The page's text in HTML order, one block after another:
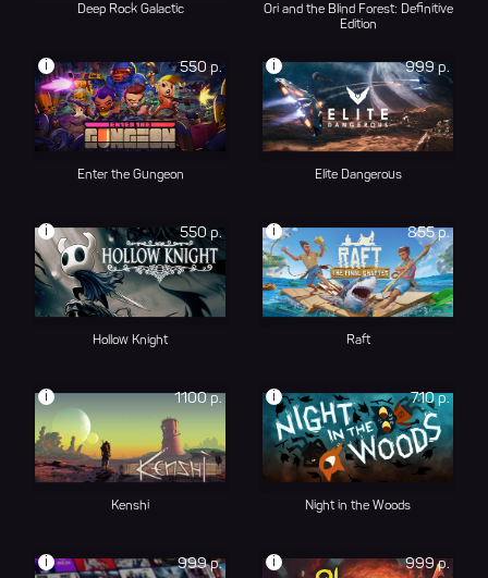
Deep Rock Galactic
Ori and the Blind Forest: Definitive
Edition
550 р.
i
Enter the Gungeon
999 р.
i
Elite Dangerous
550 р.
i
Hollow Knight
855 р.
i
Raft
1100 р.
i
Kenshi
710 р.
i
Night in the Woods
999 р.
i 999 р.
i